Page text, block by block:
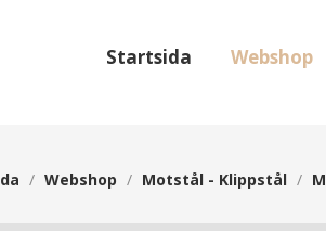
Startsida Webshop
/ Webshop / Motstål - Klippstål /